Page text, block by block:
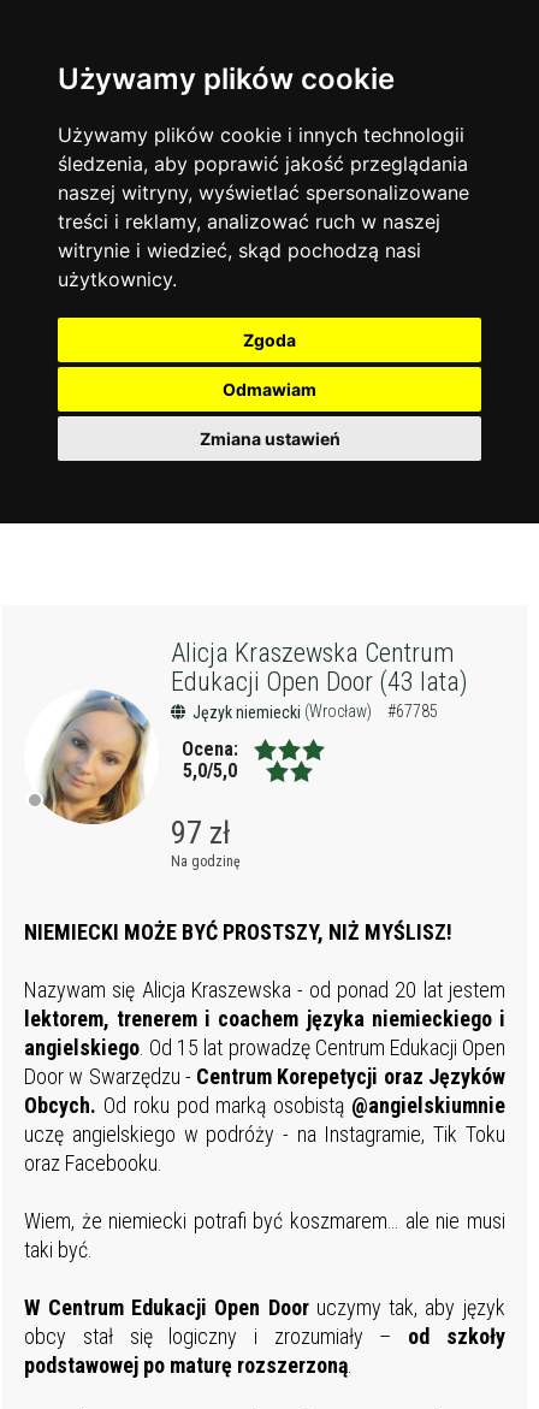
Używamy plików cookie
Używamy plików cookie i innych technologii
śledzenia, aby poprawić jakość przeglądania
naszej witryny, wyświetlać spersonalizowane
treści i reklamy, analizować ruch w naszej
witrynie i wiedzieć, skąd pochodzą nasi
użytkownicy.
Zgoda
Odmawiam
Zmiana ustawień
Język angielski 13742
Matematyka 12927
Chemia 4886
Język niemiecki 4307
Język polski 3426
Fizyka
Język francuski
Warszawa
Korepetycje
Online
14833
Kraków 7753
Wrocław
Łódź 3511
Gdańsk 2075
Alicja Kraszewska Centrum
Edukacji Open Door (43 lata)
Język niemiecki (Wrocław) #67785
Ocena:
5,0/5,0
97 zł
Na godzinę
NIEMIECKI MOŻE BYĆ PROSTSZY, NIŻ MYŚLISZ!
Nazywam się Alicja Kraszewska - od ponad 20 lat jestem
lektorem, trenerem i coachem języka niemieckiego i
angielskiego. Od 15 lat prowadzę Centrum Edukacji Open
Door w Swarzędzu - Centrum Korepetycji oraz Języków
Obcych. Od roku pod marką osobistą @angielskiumnie
uczę angielskiego w podróży - na Instagramie, Tik Toku
oraz Facebooku.
Wiem, że niemiecki potrafi być koszmarem… ale nie musi
taki być.
W Centrum Edukacji Open Dooruczymy tak, aby język
obcy stał się logiczny i zrozumiały – od szkoły
podstawowej po maturę rozszerzoną.